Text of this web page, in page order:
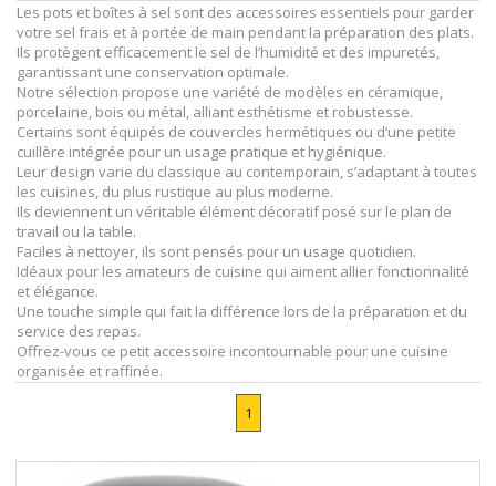
Les pots et boîtes à sel sont des accessoires essentiels pour garder
votre sel frais et à portée de main pendant la préparation des plats.
Ils protègent efficacement le sel de l’humidité et des impuretés,
garantissant une conservation optimale.
Notre sélection propose une variété de modèles en céramique,
porcelaine, bois ou métal, alliant esthétisme et robustesse.
Certains sont équipés de couvercles hermétiques ou d’une petite
cuillère intégrée pour un usage pratique et hygiénique.
Leur design varie du classique au contemporain, s’adaptant à toutes
les cuisines, du plus rustique au plus moderne.
Ils deviennent un véritable élément décoratif posé sur le plan de
travail ou la table.
Faciles à nettoyer, ils sont pensés pour un usage quotidien.
Idéaux pour les amateurs de cuisine qui aiment allier fonctionnalité
et élégance.
Une touche simple qui fait la différence lors de la préparation et du
service des repas.
Offrez-vous ce petit accessoire incontournable pour une cuisine
organisée et raffinée.
1